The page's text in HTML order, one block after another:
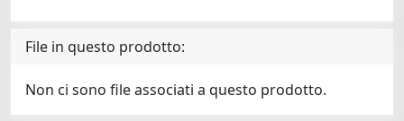
File in questo prodotto:
Non ci sono file associati a questo prodotto.